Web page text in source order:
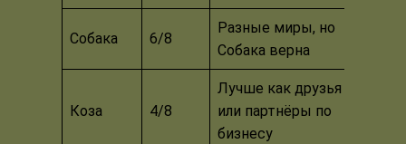
Собака 6/8
Разные миры, но
Собака верна
Коза 4/8
Лучше как друзья
или партнёры по
бизнесу